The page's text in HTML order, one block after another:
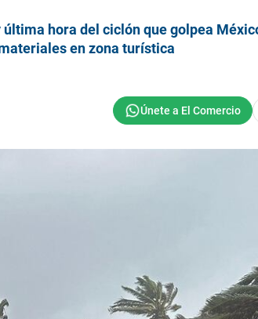
hora del ciclón que golpea
en zona turística